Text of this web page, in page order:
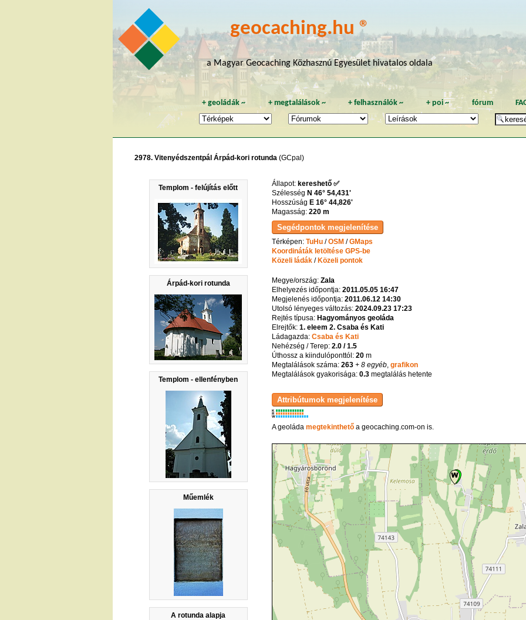
geocaching.hu ®
a Magyar Geocaching Közhasznú Egyesület hivatalos oldala
+geoládák~ + megtalálások~ +felhasználók ~ + poi~ fórum
2978. Vitenyédszentpál Árpád-kori rotunda (GCpal)
Templom - felújítás előtt
Árpád-kori rotunda
Templom - ellenfényben
Műemlék
A rotunda alapja
Állapot: kereshető ✅
Szélesség N 46° 54,431'
Hosszúság E 16° 44,826'
Magasság: 220 m
Térképen: TuHu/OSM /GMaps
Koordináták letöltése GPS-be
Közeli ládák/ Közeli pontok
Megye/ország: Zala
Elhelyezés időpontja: 2011.05.05 16:47
Megjelenés időpontja: 2011.06.12 14:30
Utolsó lényeges változás: 2024.09.23 17:23
Rejtés típusa: Hagyományos geoláda
Elrejtők: 1. eleem 2. Csaba és Kati
Ládagazda: Csaba és Kati
Nehézség / Terep: 2.0 / 1.5
Úthossz a kiindulóponttól: 20m
Megtalálások száma: 263+ 8 egyéb, grafikon
Megtalálások gyakorisága: 0.3megtalálás hetente
K
R
W
A geoláda megtekinthetőa geocaching.com-on is.